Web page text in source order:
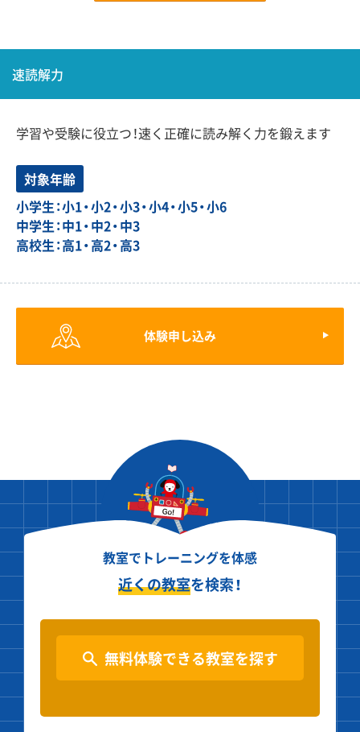
速読解力
学習や受験に役立つ！速く正確に読み解く力を鍛えます
対象年齢
小学生：小1・小2・小3・小4・小5・小6
中学生：中1・中2・中3
高校生：高1・高2・高3
体験申し込み
教室でトレーニングを体感
近くの教室を検索！
無料体験できる教室を探す